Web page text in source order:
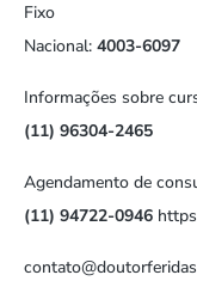
Fixo
Nacional: 4003-6097
Informações sobre
(11) 96304-2465
Agendamento de
(11) 94722-0946